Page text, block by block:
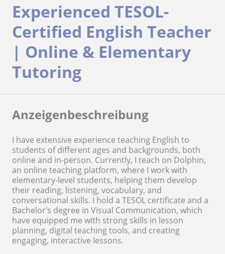
Experienced TESOL-
Certified English Teacher
| Online & Elementary
Tutoring
Anzeigenbeschreibung
I have extensive experience teaching English to
students of different ages and backgrounds, both
online and in-person. Currently, I teach on Dolphin,
an online teaching platform, where I work with
elementary-level students, helping them develop
their reading, listening, vocabulary, and
conversational skills. I hold a TESOL certificate and a
Bachelor’s degree in Visual Communication, which
have equipped me with strong skills in lesson
planning, digital teaching tools, and creating
engaging, interactive lessons.